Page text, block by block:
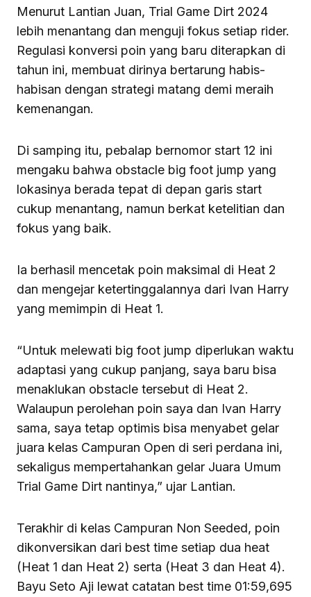
Menurut Lantian Juan, Trial Game Dirt 2024
lebih menantang dan menguji fokus setiap rider.
Regulasi konversi poin yang baru diterapkan di
tahun ini, membuat dirinya bertarung habis-
habisan dengan strategi matang demi meraih
kemenangan.
Di samping itu, pebalap bernomor start 12 ini
mengaku bahwa obstacle big foot jump yang
lokasinya berada tepat di depan garis start
cukup menantang, namun berkat ketelitian dan
fokus yang baik.
Ia berhasil mencetak poin maksimal di Heat 2
dan mengejar ketertinggalannya dari Ivan Harry
yang memimpin di Heat 1.
“Untuk melewati big foot jump diperlukan waktu
adaptasi yang cukup panjang, saya baru bisa
menaklukan obstacle tersebut di Heat 2.
Walaupun perolehan poin saya dan Ivan Harry
sama, saya tetap optimis bisa menyabet gelar
juara kelas Campuran Open di seri perdana ini,
sekaligus mempertahankan gelar Juara Umum
Trial Game Dirt nantinya,” ujar Lantian.
Terakhir di kelas Campuran Non Seeded, poin
dikonversikan dari best time setiap dua heat
(Heat 1 dan Heat 2) serta (Heat 3 dan Heat 4).
Bayu Seto Aji lewat catatan best time 01:59,695